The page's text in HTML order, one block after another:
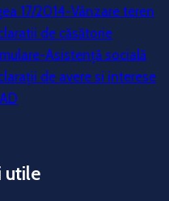
17/2014-Vânzare teren
de căsătorie
Asistență socială
de avere si interese
utile